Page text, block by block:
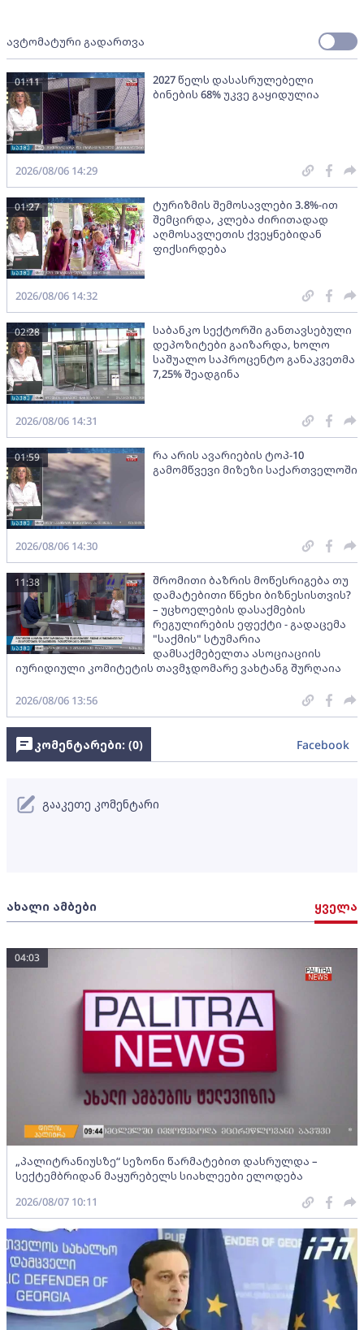
ავტომატური გადართვა
2027 წელს დასასრულებელი
ბინების 68% უკვე გაყიდულია
01:11
2026/08/06 14:29
ტურიზმის შემოსავლები 3.8%-ით
შემცირდა, კლება ძირითადად
აღმოსავლეთის ქვეყნებიდან
ფიქსირდება
01:27
2026/08/06 14:32
საბანკო სექტორში განთავსებული
დეპოზიტები გაიზარდა, ხოლო
საშუალო საპროცენტო განაკვეთმა
7,25% შეადგინა
02:28
2026/08/06 14:31
რა არის ავარიების ტოპ-10
გამომწვევი მიზეზი საქართველოში
01:59
2026/08/06 14:30
შრომითი ბაზრის მოწესრიგება თუ
დამატებითი წნეხი ბიზნესისთვის?
– უცხოელების დასაქმების
რეგულირების ეფექტი - გადაცემა
"საქმის" სტუმარია
დამსაქმებელთა ასოციაციის
იურიდიული კომიტეტის თავმჯდომარე ვახტანგ შურღაია
11:38
2026/08/06 13:56
ახალი ამბები ყველა
„პალიტრანიუსზე“ სეზონი წარმატებით დასრულდა –
სექტემბრიდან მაყურებელს სიახლეები ელოდება
04:03
2026/08/07 10:11
კომენტარები: (0) Facebook
გააკეთე კომენტარი